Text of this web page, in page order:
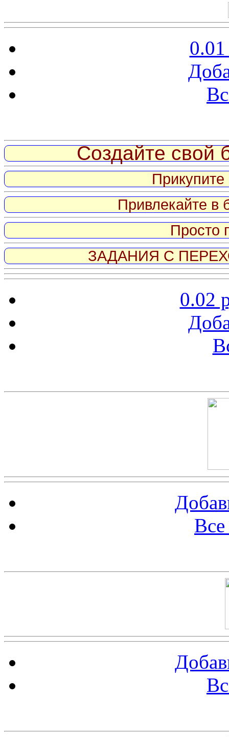
Создайте свой
Привлекайте в
Просто
ЗАДАНИЯ С
0.02